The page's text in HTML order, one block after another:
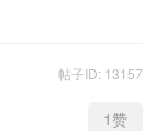
帖子ID: 13157
1赞